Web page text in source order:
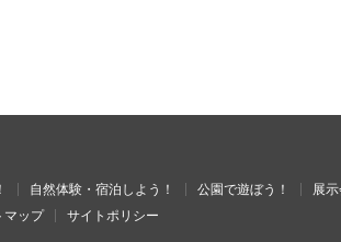
自然体験・宿泊しよう！ 公園で遊ぼう！
展
マップ サイトポリシー